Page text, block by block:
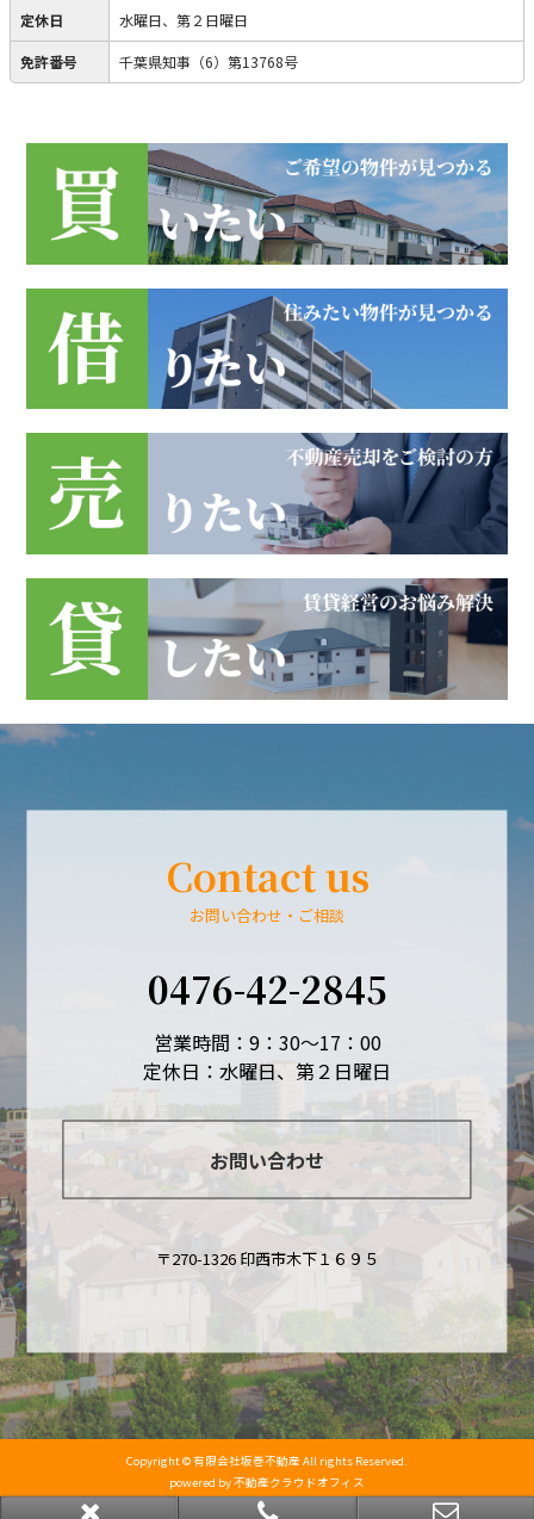
定休日 水曜日、第２日曜日
免許番号 千葉県知事（6）第13768号
Contact us
お問い合わせ・ご相談
0476-42-2845
営業時間：9：30～17：00
定休日：水曜日、第２日曜日
お問い合わせ
〒270-1326 印西市木下１６９５
Copyright © 有限会社坂巻不動産 All rights Reserved.
powered by 不動産クラウドオフィス